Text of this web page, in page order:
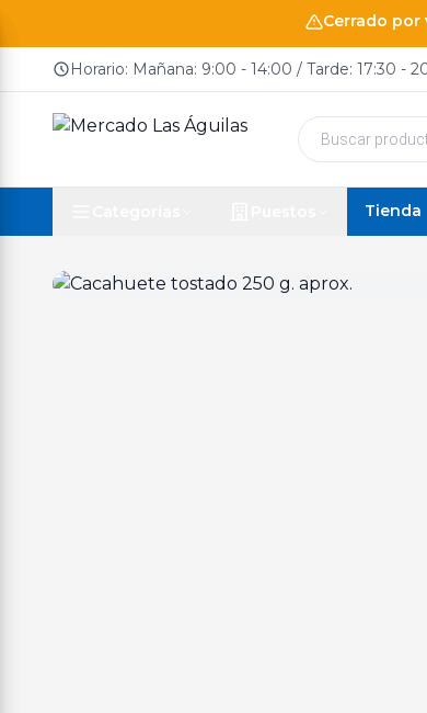
Cerrado por
Horario: Mañana: 9:00 - 14:00 / Tarde: 17:30 -
Búsqueda
productos
Tienda